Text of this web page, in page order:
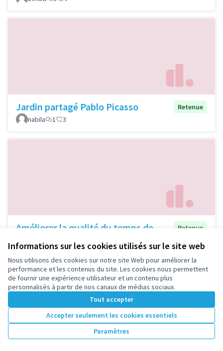
Informations sur les cookies utilisés sur le site web
Nous utilisons des cookies sur notre site Web pour améliorer la
performance et les contenus du site. Les cookies nous permettent
de fournir une expérience utilisateur et un contenu plus
personnalisés à partir de nos canaux de médias sociaux.
Tout accepter
Accepter seulement les cookies essentiels
Paramètres
Jardin partagé Pablo Picasso
Retenue
nabila
1 3
Améliorer la qualité du temps de
récréation au sein de l’école
maternelle Eugénie Cotton
Retenue
Parents, Enseignants, Animateurs et Elèves de l'école
Eugénie Cotton
1
46